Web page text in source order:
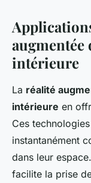
augmentée
intérieure
La réalité
intérieure en
Ces
instantanément
dans leur
facilite la prise